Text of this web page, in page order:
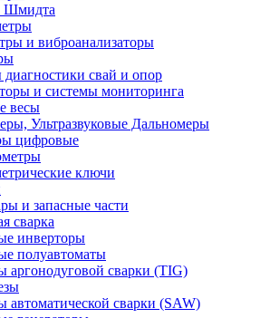
Шмидта
и виброанализаторы
свай и опор
и системы мониторинга
весы
Ультразвуковые Дальномеры
цифровые
ключи
и запасные части
сварка
инверторы
полуавтоматы
аргонодуговой сварки (TIG)
автоматической сварки (SAW)